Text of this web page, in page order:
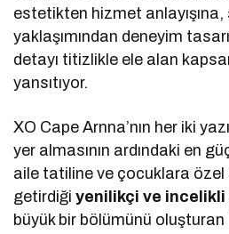
estetikten hizmet anlayışına,
yaklaşımından deneyim
detayı titizlikle ele alan
yansıtıyor.
XO Cape Arnna’nın her iki
yer almasının ardındaki en
aile tatiline ve çocuklara özel
getirdiğiyenilikçi ve incelikli
büyük bir bölümünü oluşturan